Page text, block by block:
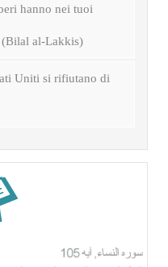
hanno nei tuoi
al-Lakkis)
Uniti si rifiutano di